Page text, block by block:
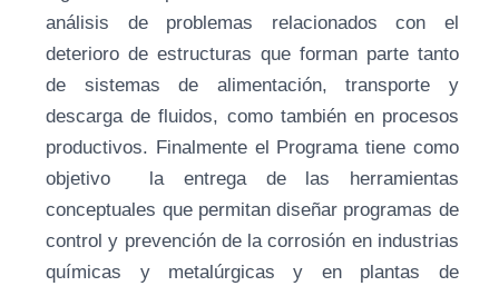
análisis de problemas relacionados con el
deterioro de estructuras que forman parte tanto
de sistemas de alimentación, transporte y
descarga de fluidos, como también en procesos
productivos. Finalmente el Programa tiene como
objetivo la entrega de las herramientas
conceptuales que permitan diseñar programas de
control y prevención de la corrosión en industrias
químicas y metalúrgicas y en plantas de